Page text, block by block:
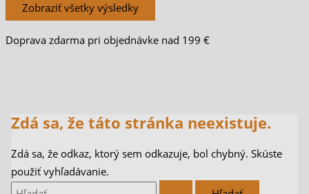
Zobraziť všetky výsledky
Doprava zdarma pri objednávke nad 199 €
Zdá sa, že táto stránka neexistuje.
Zdá sa, že odkaz, ktorý sem odkazuje, bol chybný. Skúste
použiť vyhľadávanie.